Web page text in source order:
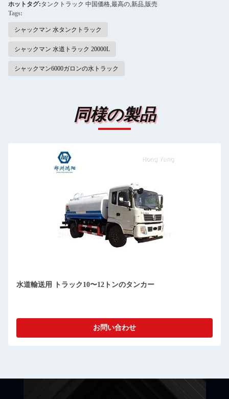
ホットタグ:タンクトラック 中国価格,最高の,新品,販売
Tags:
シャックマン 水タンクトラック
シャックマン 水道トラック 20000L
シャックマン6000ガロンの水トラック
同様の製品
水道輸送用 トラック10〜12トンのタンカー
お問い合わせ